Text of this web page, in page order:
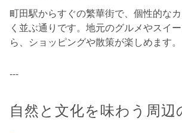
町田駅からすぐの繁華街で、個性的な
く並ぶ通りです。地元のグルメやスイ
ら、ショッピングや散策が楽しめます。
---
自然と文化を味わう周辺